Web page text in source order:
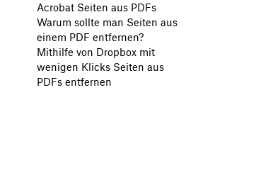
Acrobat Seiten aus PDFs
Warum sollte man Seiten aus
einem PDF entfernen?
Mithilfe von Dropbox mit
wenigen Klicks Seiten aus
PDFs entfernen